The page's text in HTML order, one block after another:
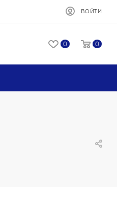
ВОЙТИ
0 0